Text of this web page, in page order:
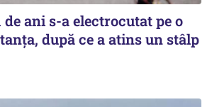
de ani s-a electrocutat pe o
după ce a atins un stâlp